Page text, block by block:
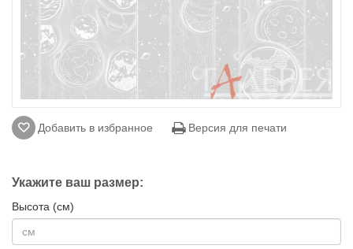
Добавить в избранное Версия для печати
Укажите ваш размер:
Высота (см)